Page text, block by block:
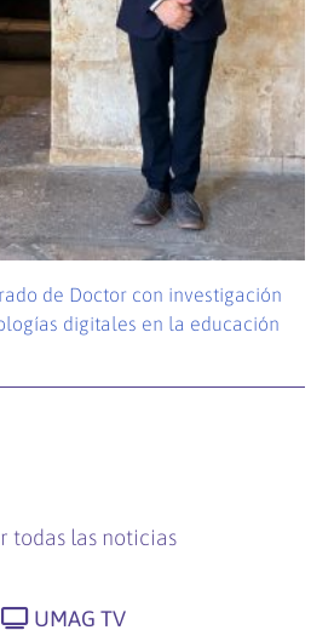
de Doctor con investigación
digitales en la educación
todas las noticias
UMAG TV